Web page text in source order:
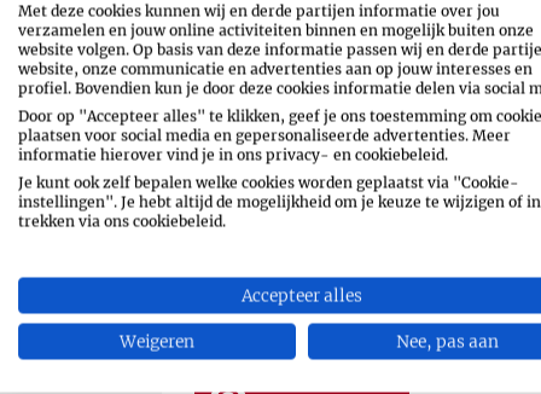
olijfolie
RECEPT AFDRUKKEN
SHARE
EMAIL
Met deze cookies kunnen wij en derde partijen informatie over jou
verzamelen en jouw online activiteiten binnen en mogelijk buiten onze
website volgen. Op basis van deze informatie passen wij en derde
website, onze communicatie en advertenties aan op jouw interesses en
profiel. Bovendien kun je door deze cookies informatie delen via social
Door op "Accepteer alles" te klikken, geef je ons toestemming om
plaatsen voor social media en gepersonaliseerde advertenties. Meer
informatie hierover vind je in ons privacy- en cookiebeleid.
Je kunt ook zelf bepalen welke cookies worden geplaatst via "Cookie-
instellingen". Je hebt altijd de mogelijkheid om je keuze te wijzigen of
trekken via ons cookiebeleid.
Accepteer alles
Weigeren Nee, pas aan